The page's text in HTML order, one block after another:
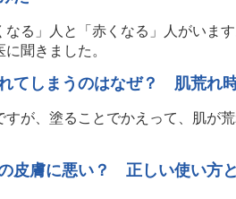
なる」人と「赤くなる」人がいま
聞きました。
てしまうのはなぜ？ 肌荒れ
すが、塗ることでかえって、肌が
皮膚に悪い？ 正しい使い方